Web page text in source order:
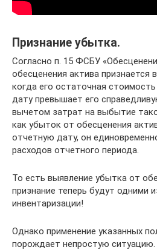
Признание убытка.
Согласно п. 15 ФСБУ
обесценения актива признается
когда его остаточная
дату превышает его
вычетом затрат на выбытие
как убыток от обесценения
отчетную дату, он
расходов отчетного периода.
То есть выявление убытка от
признание теперь будут одними
инвентаризации!
Однако применение указанных
порождает непростую